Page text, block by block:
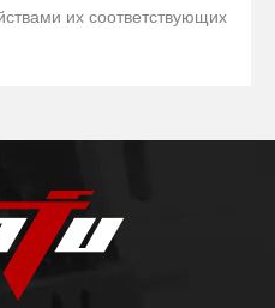
их соответствующих